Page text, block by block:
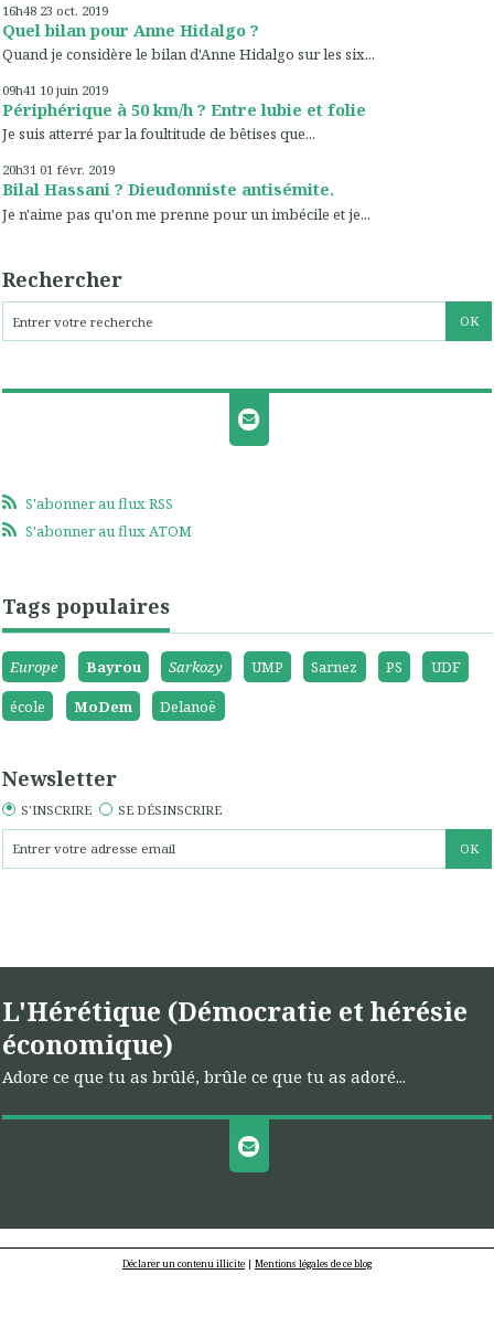
16h48 23 oct. 2019
Quel bilan pour Anne Hidalgo ?
Quand je considère le bilan d'Anne Hidalgo sur les six...
09h41 10 juin 2019
Périphérique à 50 km/h ? Entre lubie et folie
Je suis atterré par la foultitude de bêtises que...
20h31 01 févr. 2019
Bilal Hassani ? Dieudonniste antisémite.
Je n'aime pas qu'on me prenne pour un imbécile et je...
Rechercher
S'abonner au flux RSS
S'abonner au flux ATOM
Tags populaires
Europe Bayrou Sarkozy UMP Sarnez PS
UDF
école
MoDem Delanoë
Newsletter
S'INSCRIRE SE DÉSINSCRIRE
L'Hérétique (Démocratie et hérésie
économique)
Adore ce que tu as brûlé, brûle ce que tu as adoré...
Déclarer un contenu illicite | Mentions légales de ce blog